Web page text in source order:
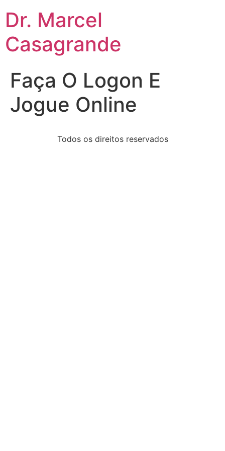
Dr. Marcel
Casagrande
Faça O Logon E
Jogue Online
Todos os direitos reservados